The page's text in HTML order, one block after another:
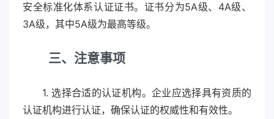
安全标准化体系认证证书。证书分为5A级、4A级、
3A级，其中5A级为最高等级。
三、注意事项
1. 选择合适的认证机构。企业应选择具有资质的
认证机构进行认证，确保认证的权威性和有效性。